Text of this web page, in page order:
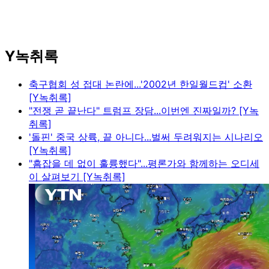
Y녹취록
축구협회 성 접대 논란에...'2002년 한일월드컵' 소환
[Y녹취록]
"전쟁 곧 끝난다" 트럼프 장담...이번엔 진짜일까? [Y녹
취록]
'돌핀' 중국 상륙, 끝 아니다...벌써 두려워지는 시나리오
[Y녹취록]
"흠잡을 데 없이 훌륭했다"...평론가와 함께하는 오디세
이 살펴보기 [Y녹취록]